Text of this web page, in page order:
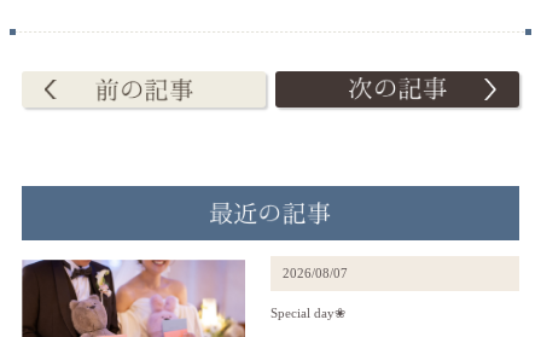
2026/08/07
Special day❀